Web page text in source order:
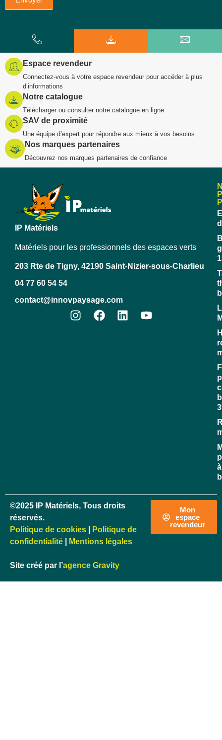
Espace revendeur
Connectez-vous à votre espace revendeur pour accéder à plus
d’informations
Notre catalogue
Télécharger ou consulter notre catalogue en ligne
SAV de proximité
Une équipe d’expert pour répondre aux mieux à vos besoins
Nos marques partenaires
Découvrez nos marques partenaires de confiance
IP Matériels
Matériels pour les professionnels des espaces verts
203 Rte de Tigny, 42190 Saint-Nizier-sous-Charlieu
04 77 60 54 54
contact@innovpaysage.com
à
©2025 IP Matériels, Tous droits
réservés.
Politique de cookies
Politique de
confidentialité
Mentions légales
Site créé par l’agence Gravity
Mon
espace
revendeur